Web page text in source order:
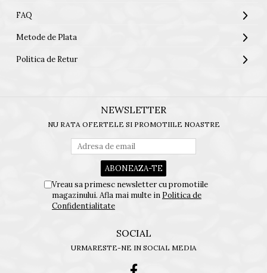
FAQ
Metode de Plata
Politica de Retur
NEWSLETTER
NU RATA OFERTELE SI PROMOTIILE NOASTRE
Vreau sa primesc newsletter cu promotiile
magazinului. Afla mai multe in Politica de
Confidentialitate
SOCIAL
URMARESTE-NE IN SOCIAL MEDIA